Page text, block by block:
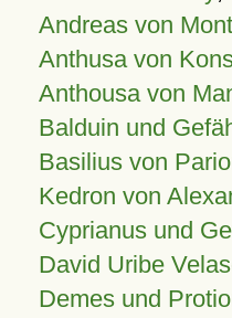
Andreas von
Anthusa von
Anthousa von
Balduin und
Basilius von
Kedron von
Cyprianus und
David Uribe
Demes und